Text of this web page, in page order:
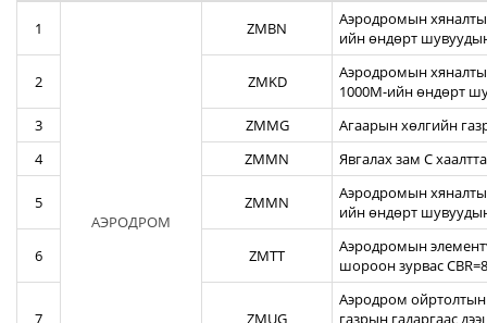
1
АЭРОДРОМ
ZMBN
Аэродромын
ийн өндөрт
2 ZMKD
Аэродромын
1000М-ийн өндөрт
3
ZMMG
Агаарын хөлгийн
4
ZMMN Явгалах зам С
5 ZMMN
Аэродромын
ийн өндөрт
6 ZMTT
Аэродромын
шороон зурвас
7 ZMUG
Аэродром ойртолтын
газрын гадаргаас